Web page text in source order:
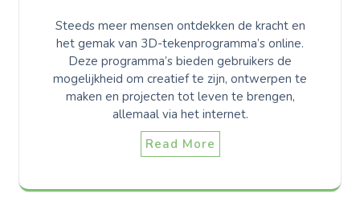
Steeds meer mensen ontdekken de kracht en
het gemak van 3D-tekenprogramma’s online.
Deze programma’s bieden gebruikers de
mogelijkheid om creatief te zijn, ontwerpen te
maken en projecten tot leven te brengen,
allemaal via het internet.
Read More